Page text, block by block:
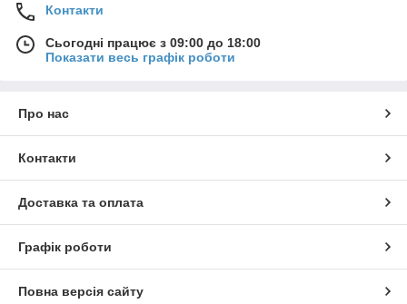
Контакти
Сьогодні працює з 09:00 до 18:00
Показати весь графік роботи
Про нас
Контакти
Доставка та оплата
Графік роботи
Повна версія сайту